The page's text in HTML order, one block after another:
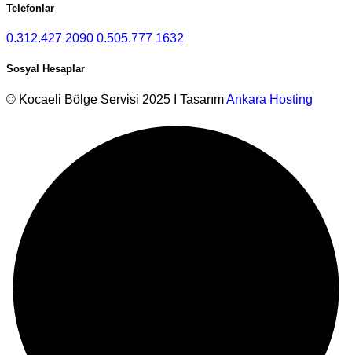
Telefonlar
0.312.427 2090 0.505.777 1632
Sosyal Hesaplar
© Kocaeli Bölge Servisi 2025 I TasarımAnkara Hosting